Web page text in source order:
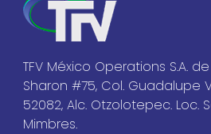
TFV México Operations S.A.
Sharon #75, Col. Guadalupe
52082, Alc. Otzolotepec. Loc.
Mimbres.